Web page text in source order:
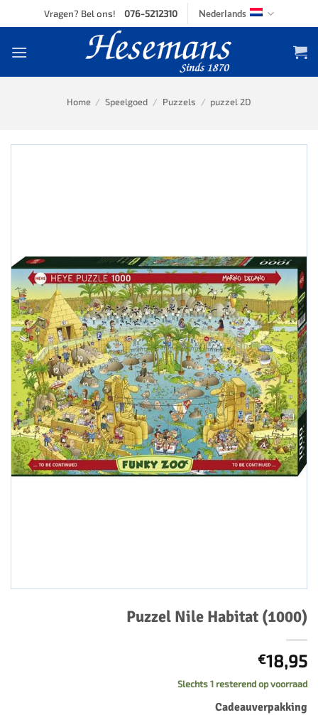
to
Vragen? Bel ons! 076-5212310 Nederlands
Home / Speelgoed / Puzzels / puzzel 2D
Puzzel Nile Habitat (1000)
€18,95
Slechts 1 resterend op voorraad
Cadeauverpakking